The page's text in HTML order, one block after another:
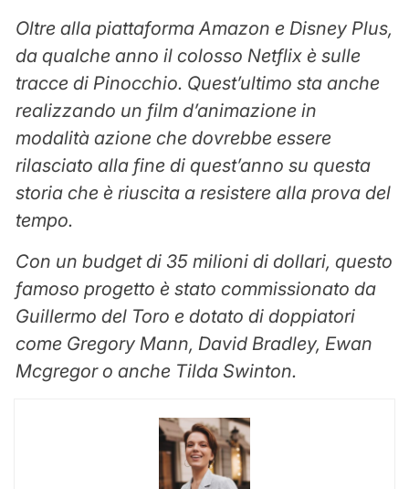
Oltre alla piattaforma Amazon e Disney Plus,
da qualche anno il colosso Netflix è sulle
tracce di Pinocchio. Quest’ultimo sta anche
realizzando un film d’animazione in
modalità azione che dovrebbe essere
rilasciato alla fine di quest’anno su questa
storia che è riuscita a resistere alla prova del
tempo.
Con un budget di 35 milioni di dollari, questo
famoso progetto è stato commissionato da
Guillermo del Toro e dotato di doppiatori
come Gregory Mann, David Bradley, Ewan
Mcgregor o anche Tilda Swinton.